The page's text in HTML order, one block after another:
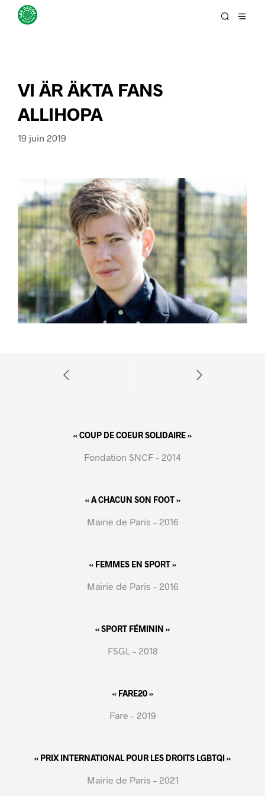
VI ÄR ÄKTA FANS
ALLIHOPA
19 juin 2019
« COUP DE COEUR SOLIDAIRE »
Fondation SNCF – 2014
« A CHACUN SON FOOT »
Mairie de Paris – 2016
« FEMMES EN SPORT »
Mairie de Paris – 2016
« SPORT FÉMININ »
FSGL – 2018
« FARE20 »
Fare – 2019
« PRIX INTERNATIONAL POUR LES DROITS LGBTQI »
Mairie de Paris – 2021